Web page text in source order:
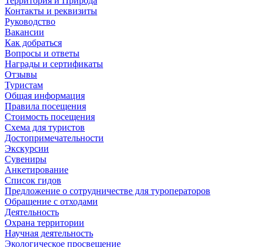
Контакты и реквизиты
Руководство
Вакансии
Как добраться
Вопросы и ответы
Награды и сертификаты
Отзывы
Туристам
Общая информация
Правила посещения
Стоимость посещения
Схема для туристов
Достопримечательности
Экскурсии
Сувениры
Анкетирование
Список гидов
Предложение о сотрудничестве для туроператоров
Обращение с отходами
Деятельность
Охрана территории
Научная деятельность
Экологическое просвещение